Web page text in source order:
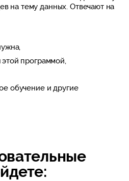
на тему данных. Отвечают на
программой,
обучение и другие